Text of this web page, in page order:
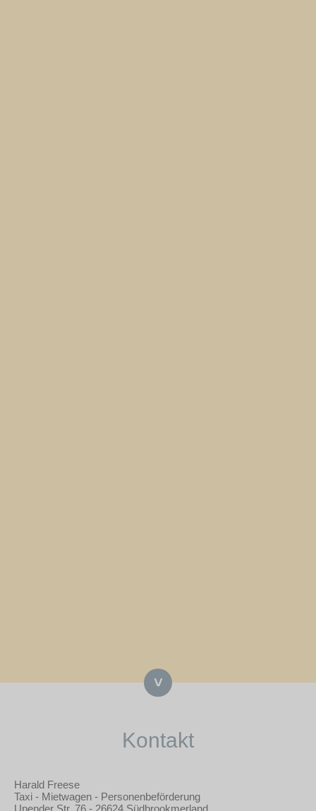
˅
Kontakt
Harald Freese
Taxi - Mietwagen - Personenbeförderung
Upender Str. 76 - 26624 Südbrookmerland